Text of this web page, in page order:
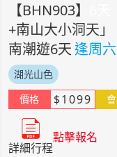
【BHN903】
+南山大小洞天
南潮遊6天逢周
湖光山色
價格
$1099
詳細行程
點擊報名